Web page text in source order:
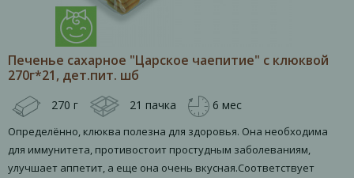
Печенье сахарное "Царское чаепитие" с клюквой
270г*21, дет.пит. шб
270 г 21 пачка 6 мес
Определённо, клюква полезна для здоровья. Она необходима
для иммунитета, противостоит простудным заболеваниям,
улучшает аппетит, а еще она очень вкусная.Соответствует